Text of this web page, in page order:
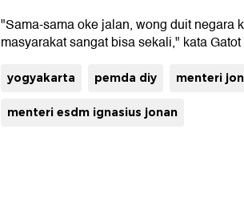
"Sama-sama oke jalan, wong duit negara
masyarakat sangat bisa sekali," kata
yogyakarta pemda diy menteri
menteri esdm ignasius jonan